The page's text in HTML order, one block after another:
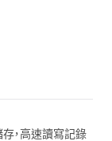
，高速讀寫記錄